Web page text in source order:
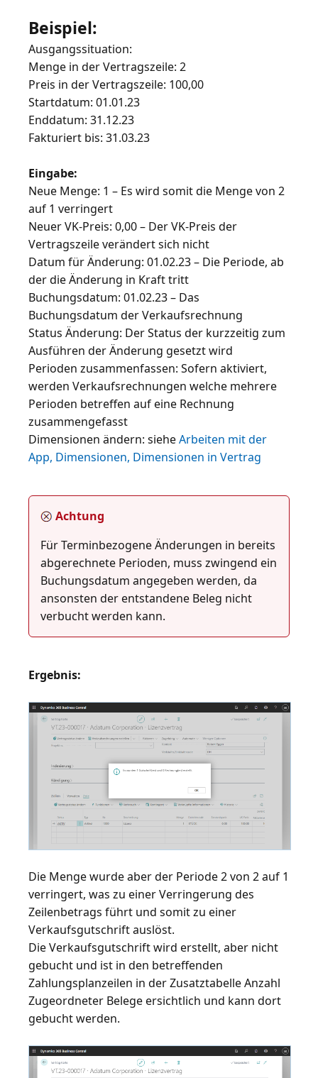
Beispiel:
Ausgangssituation:
Menge in der Vertragszeile: 2
Preis in der Vertragszeile: 100,00
Startdatum: 01.01.23
Enddatum: 31.12.23
Fakturiert bis: 31.03.23
Eingabe:
Neue Menge: 1 – Es wird somit die Menge von 2
auf 1 verringert
Neuer VK-Preis: 0,00 – Der VK-Preis der
Vertragszeile verändert sich nicht
Datum für Änderung: 01.02.23 – Die Periode, ab
der die Änderung in Kraft tritt
Buchungsdatum: 01.02.23 – Das
Buchungsdatum der Verkaufsrechnung
Status Änderung: Der Status der kurzzeitig zum
Ausführen der Änderung gesetzt wird
Perioden zusammenfassen: Sofern aktiviert,
werden Verkaufsrechnungen welche mehrere
Perioden betreffen auf eine Rechnung
zusammengefasst
Dimensionen ändern: sieheArbeiten mit der
App, Dimensionen, Dimensionen in Vertrag
Achtung
Für Terminbezogene Änderungen in bereits
abgerechnete Perioden, muss zwingend ein
Buchungsdatum angegeben werden, da
ansonsten der entstandene Beleg nicht
Ergebnis:
Die Menge wurde aber der Periode 2 von 2 auf 1
verringert, was zu einer Verringerung des
Zeilenbetrags führt und somit zu einer
Verkaufsgutschrift auslöst.
Die Verkaufsgutschrift wird erstellt, aber nicht
gebucht und ist in den betreffenden
Zahlungsplanzeilen in der Zusatztabelle Anzahl
Zugeordneter Belege ersichtlich und kann dort
gebucht werden.